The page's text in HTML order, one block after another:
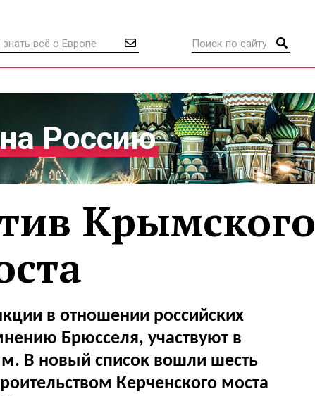
Россию
Крымского
в отношении российских
Брюсселя, участвуют в
В новый список вошли шесть
Керченского моста